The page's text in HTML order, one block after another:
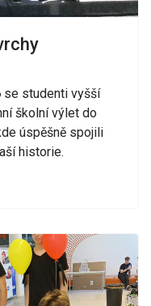
se studenti vyšší
školní výlet do
úspěšně spojili
historie.